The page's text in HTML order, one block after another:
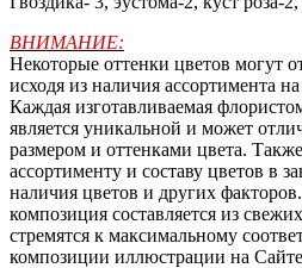
ВНИМАНИЕ:
Некоторые оттенки цветов могут
исходя из наличия ассортимента
Каждая изготавливаемая
является уникальной и может
размером и оттенками цвета.
ассортименту и составу цветов в
наличия цветов и других
композиция составляется из
стремятся к максимальному
композиции иллюстрации на